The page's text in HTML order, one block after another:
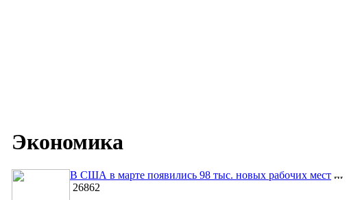
Экономика
В США в марте появились 98 тыс. новых рабочих мест
26862